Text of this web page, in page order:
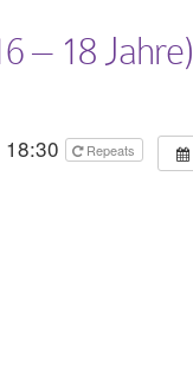
– 18 Jahre)
Repeats